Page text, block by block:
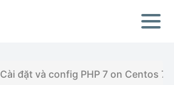
Cài đặt và config PHP 7 on Centos 7